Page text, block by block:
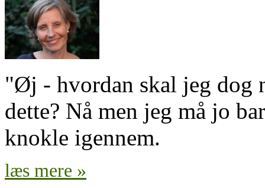
"Øj - hvordan skal jeg dog
dette? Nå men jeg må jo
knokle igennem.
læs mere »